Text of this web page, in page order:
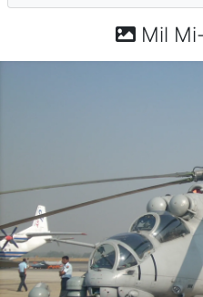
: Super, la nouvelle
: Bonjour
moi et quelques avions n'ont pas
ouakamois: Bonjourà toutes et
quelques images du Pays
d9pouces: Je me rattraperai à la
d9pouces: Malheureusement
Mil